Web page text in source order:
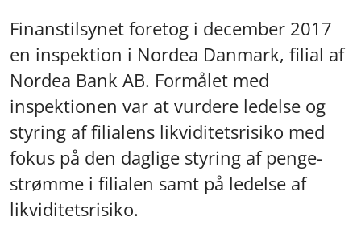
Finanstilsynet foretog i december 2017
en inspektion i Nordea Danmark, filial af
Nordea Bank AB. Formålet med
inspektionen var at vurdere ledelse og
styring af filialens likviditetsrisiko med
fokus på den daglige styring af penge-
strømme i filialen samt på ledelse af
likviditetsrisiko.